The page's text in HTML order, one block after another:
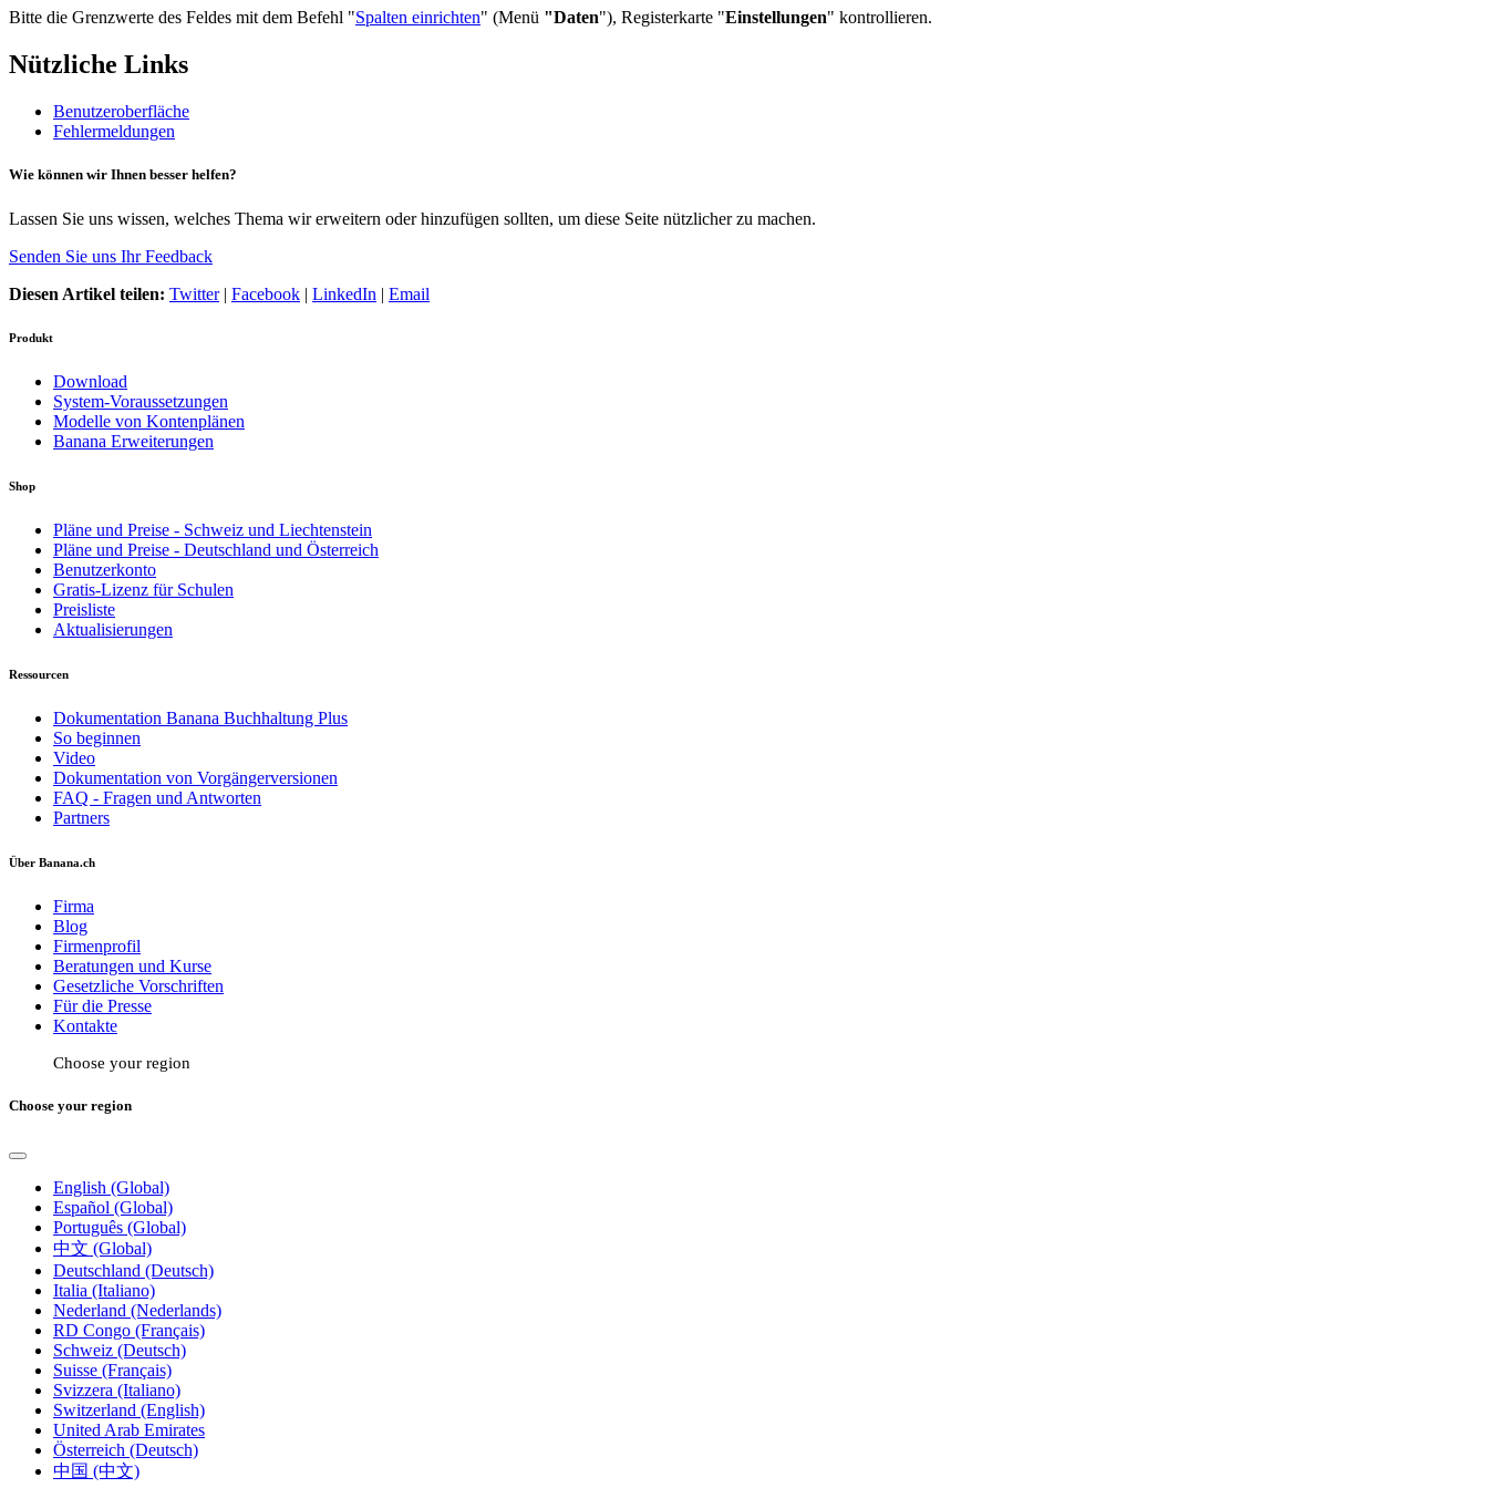
Bitte die Grenzwerte des Feldes mit dem Befehl "Spalten einrichten" (Menü "Daten"), Registerkarte "Einstellungen" kontrollieren.
Nützliche Links
Benutzeroberfläche
Fehlermeldungen
Wie können wir Ihnen besser helfen?
Lassen Sie uns wissen, welches Thema wir erweitern oder hinzufügen sollten, um diese Seite nützlicher zu machen.
Senden Sie uns Ihr Feedback
Diesen Artikel teilen: Twitter| Facebook | LinkedIn | Email
Produkt
Download
System-Voraussetzungen
Modelle von Kontenplänen
Banana Erweiterungen
Shop
Pläne und Preise - Schweiz und Liechtenstein
Pläne und Preise - Deutschland und Österreich
Benutzerkonto
Gratis-Lizenz für Schulen
Preisliste
Aktualisierungen
Ressourcen
Dokumentation Banana Buchhaltung Plus
So beginnen
Video
Dokumentation von Vorgängerversionen
FAQ - Fragen und Antworten
Partners
Über Banana.ch
Firma
Blog
Firmenprofil
Beratungen und Kurse
Gesetzliche Vorschriften
Für die Presse
Kontakte
Choose your region
Choose your region
English (Global)
Español (Global)
Português (Global)
中文 (Global)
Deutschland (Deutsch)
Italia (Italiano)
Nederland (Nederlands)
RD Congo (Français)
Schweiz (Deutsch)
Suisse (Français)
Svizzera (Italiano)
Switzerland (English)
United Arab Emirates
Österreich (Deutsch)
中国 (中文)